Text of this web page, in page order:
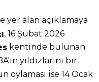
alan açıklamaya
, 16 Şubat 2026
kentinde bulunan
yıldızlarını bir
oylaması ise 14 Ocak